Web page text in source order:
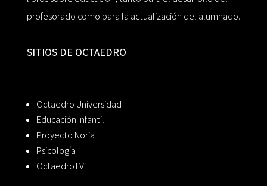
profesorado como para la actualización del alumnado.
SITIOS DE OCTAEDRO
Octaedro Universidad
Educación Infantil
Proyecto Noria
Psicología
OctaedroTV